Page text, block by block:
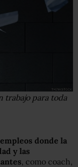
trabajo para toda
donde la
y las
, como coach,